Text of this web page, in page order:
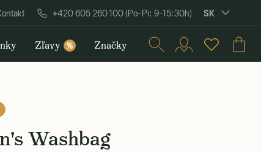
+420 605 260 100 (Po–Pi: 9–15:30h) SK
Zľavy % Značky
Washbag